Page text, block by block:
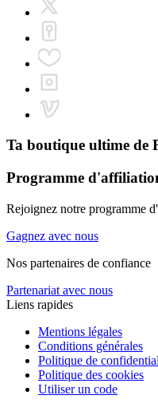
Ta boutique ultime de
Programme
Rejoignez notre programme
Gagnez avec nous
Nos partenaires de confiance
Partenariat avec nous
Liens rapides
Mentions légales
Conditions générales
Politique de
Politique des cookies
Utiliser un code